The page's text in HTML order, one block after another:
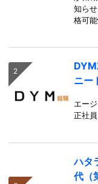
知ら
格可
DYM
ニー
エー
正社
ハタ
代（